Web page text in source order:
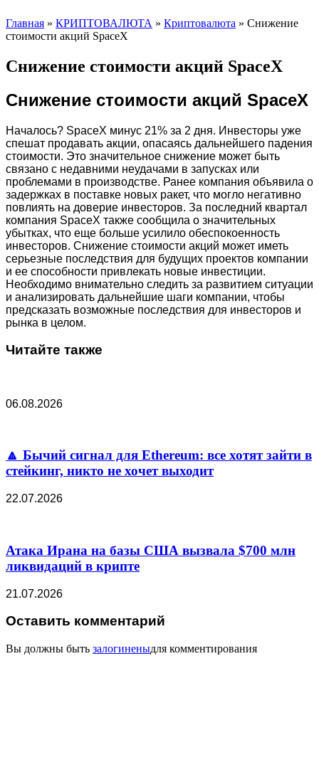
Главная » КРИПТОВАЛЮТА » Криптовалюта » Снижение
стоимости акций SpaceX
Снижение стоимости акций SpaceX
Снижение стоимости акций SpaceX
Началось? SpaceX минус 21% за 2 дня. Инвесторы уже
спешат продавать акции, опасаясь дальнейшего падения
стоимости. Это значительное снижение может быть
связано с недавними неудачами в запусках или
проблемами в производстве. Ранее компания объявила о
задержках в поставке новых ракет, что могло негативно
повлиять на доверие инвесторов. За последний квартал
компания SpaceX также сообщила о значительных
убытках, что еще больше усилило обеспокоенность
инвесторов. Снижение стоимости акций может иметь
серьезные последствия для будущих проектов компании
и ее способности привлекать новые инвестиции.
Необходимо внимательно следить за развитием ситуации
и анализировать дальнейшие шаги компании, чтобы
предсказать возможные последствия для инвесторов и
рынка в целом.
Читайте также
06.08.2026
🔼 Бычий сигнал для Ethereum: все хотят зайти в
стейкинг, никто не хочет выходит
22.07.2026
Атака Ирана на базы США вызвала $700 млн
ликвидаций в крипте
21.07.2026
Оставить комментарий
Вы должны быть залогиненыдля комментирования